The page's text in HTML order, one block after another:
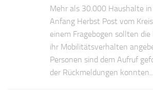
Mehr als 30.000 Haushalte
Anfang Herbst Post vom
einem Fragebogen sollten
ihr Mobilitätsverhalten
Personen sind dem Aufruf
der Rückmeldungen konnten...